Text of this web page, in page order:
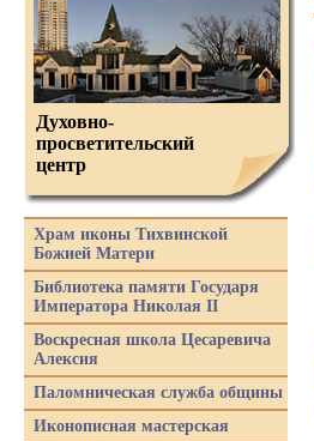
Духовно-
просветительский
центр
Храм иконы Тихвинской
Божией Матери
Библиотека памяти Государя
Императора Николая II
Воскресная школа Цесаревича
Алексия
Паломническая служба общины
Иконописная мастерская